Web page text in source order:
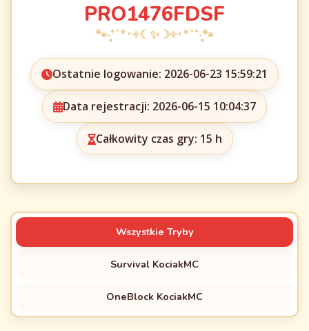
PRO1476FDSF
Ostatnie logowanie: 2026-06-23 15:59:21
Data rejestracji: 2026-06-15 10:04:37
Całkowity czas gry: 15 h
Wszystkie Tryby
Survival KociakMC
OneBlock KociakMC